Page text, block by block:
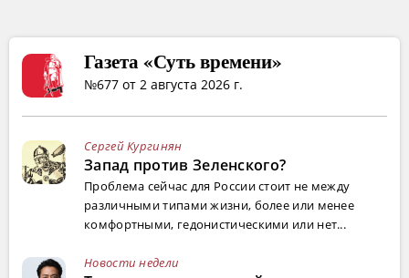
Газета «Суть времени»
№677 от 2 августа 2026 г.
Сергей Кургинян
Запад против Зеленского?
Проблема сейчас для России стоит не между
различными типами жизни, более или менее
комфортными, гедонистическими или нет...
Новости недели